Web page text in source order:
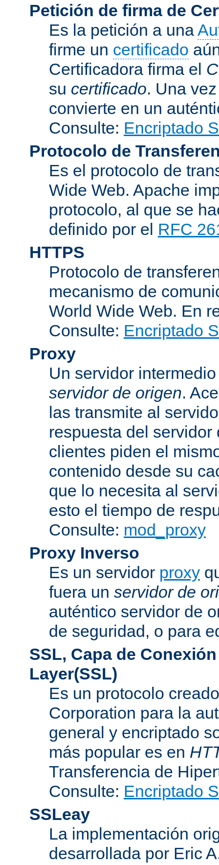
Petición de firma de
Es la petición a una
firme un certificado
Certificadora firma el
su certificado. Una
convierte en un
Consulte: Encriptado
Protocolo de
Es el protocolo de
Wide Web. Apache
protocolo, al que se
definido por el RFC
HTTPS
Protocolo de
mecanismo de
World Wide Web. En
Consulte: Encriptado
Proxy
Un servidor
servidor de origen.
las transmite al
respuesta del
clientes piden el
contenido desde su
que lo necesita al
esto el tiempo de
Consulte: mod_proxy
Proxy Inverso
Es un servidor proxy
fuera un servidor de
auténtico servidor de
de seguridad, o para
SSL, Capa de
Layer(SSL)
Es un protocolo
Corporation para la
general y encriptado
más popular es en
Transferencia de
Consulte: Encriptado
SSLeay
La implementación
desarrollada por Eric